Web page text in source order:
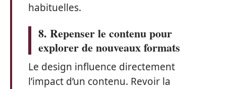
habituelles.
8. Repenser le contenu pour
explorer de nouveaux formats
Le design influence directement
l’impact d’un contenu. Revoir la